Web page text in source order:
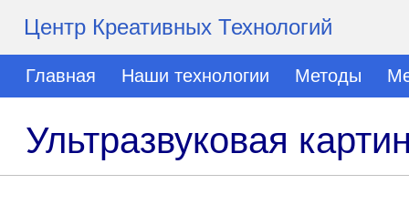
Центр Креативных Технологий
Главная Наши технологии Методы
Ультразвуковая